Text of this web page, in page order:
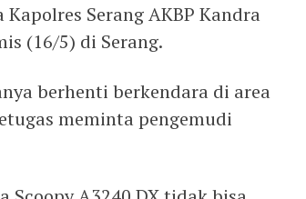
Serang AKBP Kandra
(16/5) di Serang.
berhenti berkendara di area
meminta pengemudi